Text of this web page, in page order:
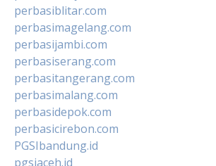
perbasiblitar.com
perbasimagelang.com
perbasijambi.com
perbasiserang.com
perbasitangerang.com
perbasimalang.com
perbasidepok.com
perbasicirebon.com
PGSIbandung.id
pgsiaceh.id